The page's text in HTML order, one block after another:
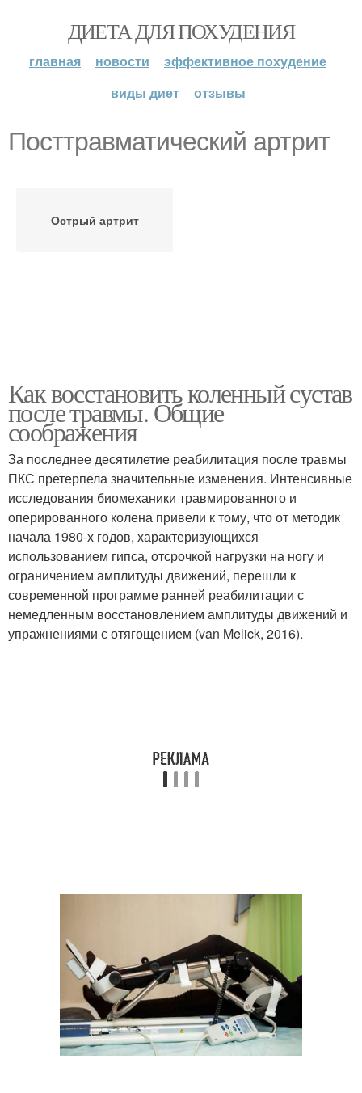
ДИЕТА ДЛЯ ПОХУДЕНИЯ
главная новости
эффективное похудение
виды диет
отзывы
Посттравматический артрит
Острый артрит
Как восстановить коленный сустав
после травмы. Общие
соображения
За последнее десятилетие реабилитация после травмы
ПКС претерпела значительные изменения. Интенсивные
исследования биомеханики травмированного и
оперированного колена привели к тому, что от методик
начала 1980-х годов, характеризующихся
использованием гипса, отсрочкой нагрузки на ногу и
ограничением амплитуды движений, перешли к
современной программе ранней реабилитации с
немедленным восстановлением амплитуды движений и
упражнениями с отягощением (van Melick, 2016).